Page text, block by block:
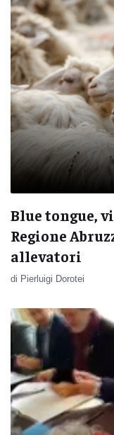
Blue tongue,
Regione
allevatori
di Pierluigi Dorotei